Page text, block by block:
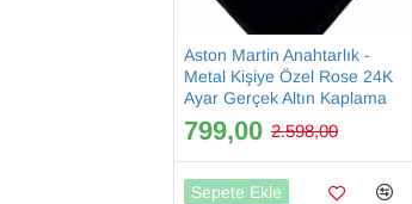
Aston Martin Anahtarlık -
Metal Kişiye Özel Rose 24K
Ayar Gerçek Altın Kaplama
799,00 2.598,00
Sepete Ekle